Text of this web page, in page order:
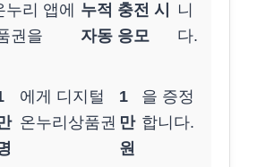
누리 앱에
권을
누적 충전 시
자동 응모
니
다.
에게 디지털
온누리상품권
1
만
원
을 증정
합니다.